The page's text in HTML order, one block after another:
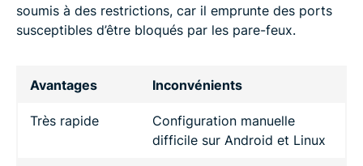
soumis à des restrictions, car il emprunte des ports
susceptibles d’être bloqués par les pare-feux.
Avantages Inconvénients
Très rapide
Configuration manuelle
difficile sur Android et Linux